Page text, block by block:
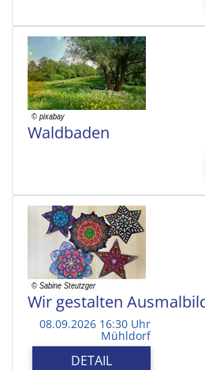
Waldbaden
Wir gestalten
08.09.2026 16:30 Uhr
Mühldorf
DETAIL